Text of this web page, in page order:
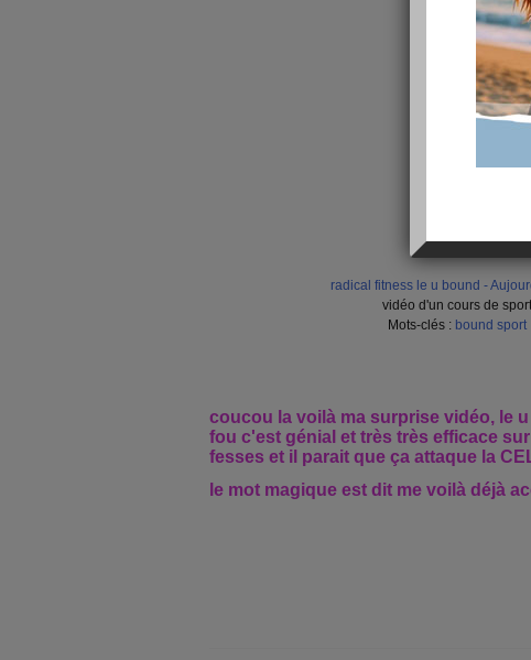
radical fitness le u bound -
vidéo d'un cours de sport
Mots-clés : bound sport
coucou la voilà ma surprise vidéo, le
fou c'est génial et très très efficace
fesses et il parait que ça attaque la
le mot magique est dit me voilà déjà